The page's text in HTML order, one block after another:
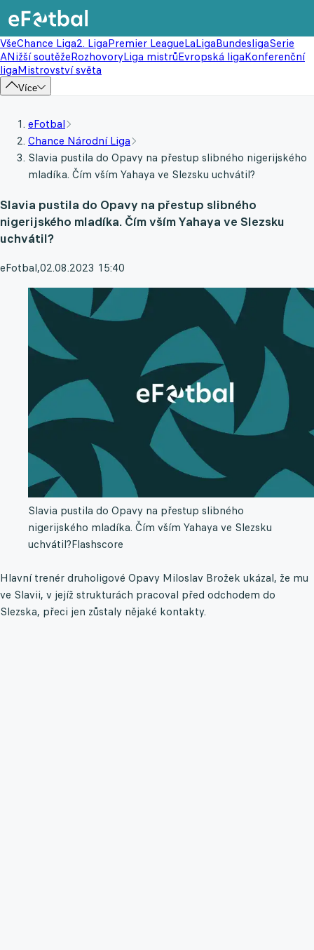
VšeChance Liga2. LigaPremier LeagueLaLigaBundesligaSerie
ANižší soutěžeRozhovoryLiga mistrůEvropská ligaKonferenční
ligaMistrovství světa
Více
eFotbal
Chance Národní Liga
Slavia pustila do Opavy na přestup slibného nigerijského
mladíka. Čím vším Yahaya ve Slezsku uchvátil?
Slavia pustila do Opavy na přestup slibného
nigerijského mladíka. Čím vším Yahaya ve Slezsku
uchvátil?
eFotbal,02.08.2023 15:40
Slavia pustila do Opavy na přestup slibného
nigerijského mladíka. Čím vším Yahaya ve Slezsku
uchvátil?Flashscore
Hlavní trenér druholigové Opavy Miloslav Brožek ukázal, že mu
ve Slavii, v jejíž strukturách pracoval před odchodem do
Slezska, přeci jen zůstaly nějaké kontakty.